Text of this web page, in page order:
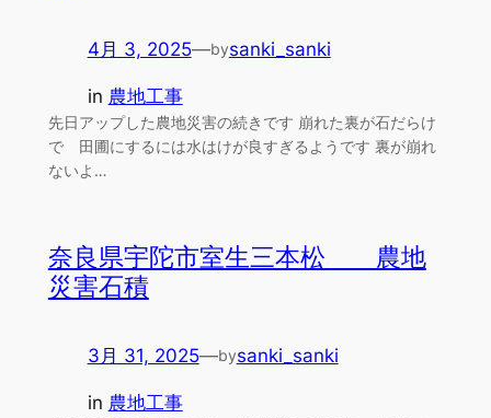
4月 3, 2025—bysanki_sanki
in 農地工事
先日アップした農地災害の続きです 崩れた裏が石だらけ
で 田圃にするには水はけが良すぎるようです 裏が崩れ
ないよ…
奈良県宇陀市室生三本松 農地
災害石積
3月 31, 2025—bysanki_sanki
in 農地工事